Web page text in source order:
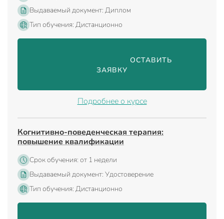
Выдаваемый документ: Диплом
Тип обучения: Дистанционно
                                ОСТАВИТЬ
ЗАЯВКУ
Подробнее о курсе
Когнитивно-поведенческая терапия:
повышение квалификации
Срок обучения: от 1 недели
Выдаваемый документ: Удостоверение
Тип обучения: Дистанционно